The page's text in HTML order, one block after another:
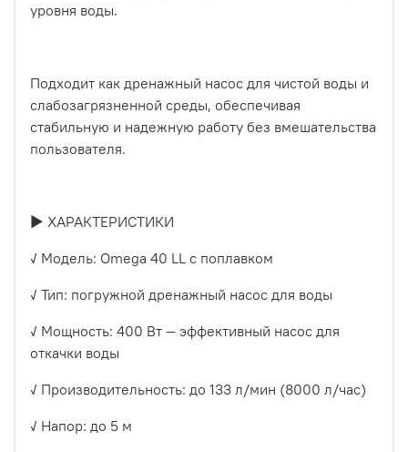
уровня воды.
Подходит как дренажный насос для чистой воды и
слабозагрязненной среды, обеспечивая
стабильную и надежную работу без вмешательства
пользователя.
► ХАРАКТЕРИСТИКИ
✓ Модель: Omega 40 LL с поплавком
✓ Тип: погружной дренажный насос для воды
✓ Мощность: 400 Вт — эффективный насос для
откачки воды
✓ Производительность: до 133 л/мин (8000 л/час)
✓ Напор: до 5 м